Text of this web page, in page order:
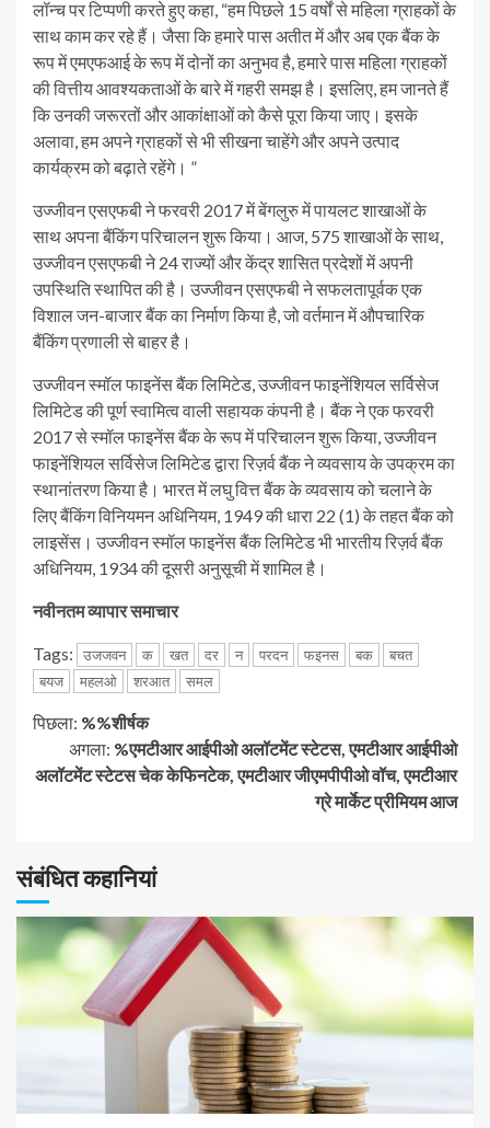
लॉन्च पर टिप्पणी करते हुए कहा, “हम पिछले 15 वर्षों से महिला ग्राहकों के
साथ काम कर रहे हैं। जैसा कि हमारे पास अतीत में और अब एक बैंक के
रूप में एमएफआई के रूप में दोनों का अनुभव है, हमारे पास महिला ग्राहकों
की वित्तीय आवश्यकताओं के बारे में गहरी समझ है। इसलिए, हम जानते हैं
कि उनकी जरूरतों और आकांक्षाओं को कैसे पूरा किया जाए। इसके
अलावा, हम अपने ग्राहकों से भी सीखना चाहेंगे और अपने उत्पाद
कार्यक्रम को बढ़ाते रहेंगे। ”
उज्जीवन एसएफबी ने फरवरी 2017 में बेंगलुरु में पायलट शाखाओं के
साथ अपना बैंकिंग परिचालन शुरू किया। आज, 575 शाखाओं के साथ,
उज्जीवन एसएफबी ने 24 राज्यों और केंद्र शासित प्रदेशों में अपनी
उपस्थिति स्थापित की है। उज्जीवन एसएफबी ने सफलतापूर्वक एक
विशाल जन-बाजार बैंक का निर्माण किया है, जो वर्तमान में औपचारिक
बैंकिंग प्रणाली से बाहर है।
उज्जीवन स्मॉल फाइनेंस बैंक लिमिटेड, उज्जीवन फाइनेंशियल सर्विसेज
लिमिटेड की पूर्ण स्वामित्व वाली सहायक कंपनी है। बैंक ने एक फरवरी
2017 से स्मॉल फाइनेंस बैंक के रूप में परिचालन शुरू किया, उज्जीवन
फाइनेंशियल सर्विसेज लिमिटेड द्वारा रिज़र्व बैंक ने व्यवसाय के उपक्रम का
स्थानांतरण किया है। भारत में लघु वित्त बैंक के व्यवसाय को चलाने के
लिए बैंकिंग विनियमन अधिनियम, 1949 की धारा 22 (1) के तहत बैंक को
लाइसेंस। उज्जीवन स्मॉल फाइनेंस बैंक लिमिटेड भी भारतीय रिज़र्व बैंक
अधिनियम, 1934 की दूसरी अनुसूची में शामिल है।
नवीनतम व्यापार समाचार
Tags: उजजवन क खत दर न परदन फइनस बक
बचत
बयज
महलओ शरआत समल
जारी
रखें
रहे
हैं
पिछला: %%शीर्षक
अगला: %एमटीआर आईपीओ अलॉटमेंट स्टेटस, एमटीआर आईपीओ
अलॉटमेंट स्टेटस चेक केफिनटेक, एमटीआर जीएमपीपीओ वॉच, एमटीआर
ग्रे मार्केट प्रीमियम आज
संबंधित कहानियां